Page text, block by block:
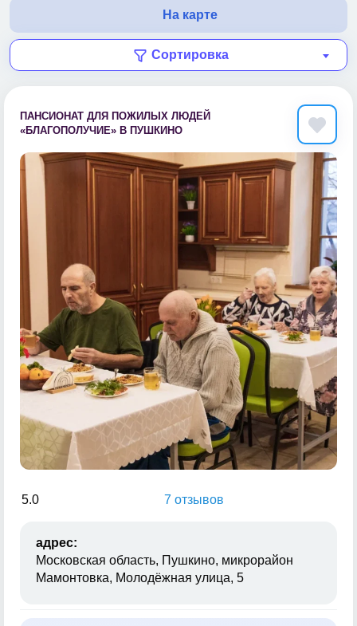
На карте
Сортировка
ПАНСИОНАТ ДЛЯ ПОЖИЛЫХ ЛЮДЕЙ
«БЛАГОПОЛУЧИЕ» В ПУШКИНО
5.0 7 отзывов
адрес:
Московская область, Пушкино, микрорайон
Мамонтовка, Молодёжная улица, 5